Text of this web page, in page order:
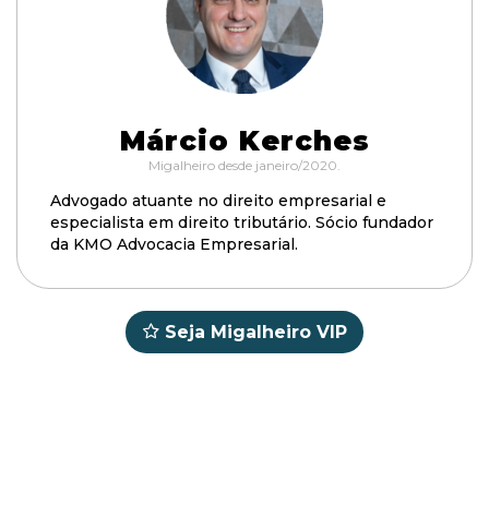
Márcio Kerches
Migalheiro desde janeiro/2020.
Advogado atuante no direito empresarial e
especialista em direito tributário. Sócio fundador
da KMO Advocacia Empresarial.
Seja Migalheiro VIP